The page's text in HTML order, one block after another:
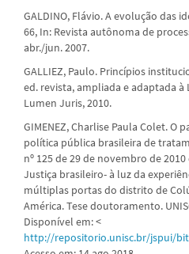
GALDINO, Flávio. A evolução das
66, In: Revista autônoma de
abr./jun. 2007.
GALLIEZ, Paulo. Princípios
ed. revista, ampliada e adaptada à
Lumen Juris, 2010.
GIMENEZ, Charlise Paula Colet. O
política pública brasileira de
nº 125 de 29 de novembro de
Justiça brasileiro- à luz da
múltiplas portas do distrito de
América. Tese doutoramento.
Disponível em: <
http://repositorio.unisc.br/jspui/